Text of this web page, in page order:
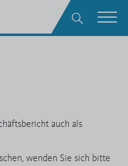
Suche
Menü
auch als
wenden Sie sich bitte